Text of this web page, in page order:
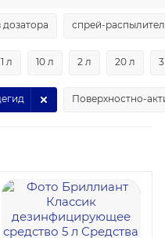
дозатора спрей-
1 л 10 л 2 л 20 л
Поверхностно-